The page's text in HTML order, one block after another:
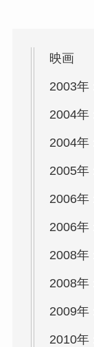
映画
2003年
2004年
2004年
2005年
2006年
2006年
2008年
2008年
2009年
2010年